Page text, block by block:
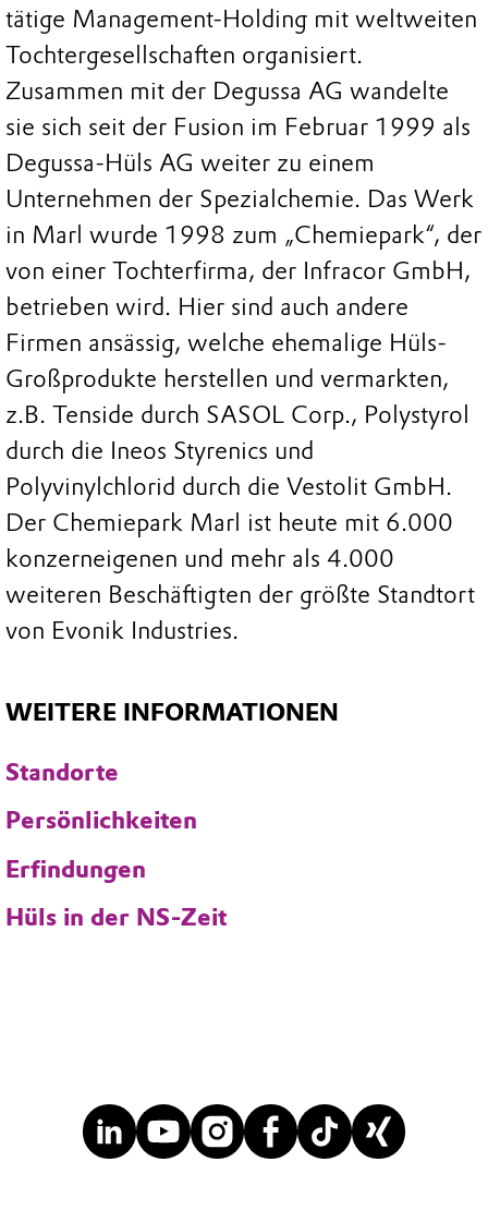
tätige Management-Holding mit weltweiten
Tochtergesellschaften organisiert.
Zusammen mit der Degussa AG wandelte
sie sich seit der Fusion im Februar 1999 als
Degussa-Hüls AG weiter zu einem
Unternehmen der Spezialchemie. Das Werk
in Marl wurde 1998 zum „Chemiepark“, der
von einer Tochterfirma, der Infracor GmbH,
betrieben wird. Hier sind auch andere
Firmen ansässig, welche ehemalige Hüls-
Großprodukte herstellen und vermarkten,
z.B. Tenside durch SASOL Corp., Polystyrol
durch die Ineos Styrenics und
Polyvinylchlorid durch die Vestolit GmbH.
Der Chemiepark Marl ist heute mit 6.000
konzerneigenen und mehr als 4.000
weiteren Beschäftigten der größte Standtort
von Evonik Industries.
WEITERE INFORMATIONEN
Standorte
Persönlichkeiten
Erfindungen
Hüls in der NS-Zeit